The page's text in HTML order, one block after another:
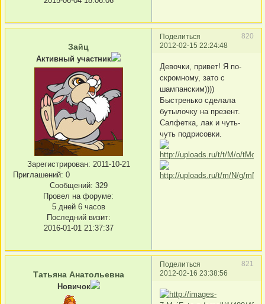
Поделиться
820
2012-02-15 22:24:48
Зайц
Активный участник
Зарегистрирован: 2011-10-21
Приглашений: 0
Сообщений: 329
Провел на форуме:
5 дней 6 часов
Последний визит:
2016-01-01 21:37:37
Девочки, привет! Я по-
скромному, зато с
шампанским))))
Быстренько сделала
бутылочку на презент.
Салфетка, лак и чуть-
чуть подрисовки.
Поделиться
821
2012-02-16 23:38:56
Татьяна Анатольевна
Новичок